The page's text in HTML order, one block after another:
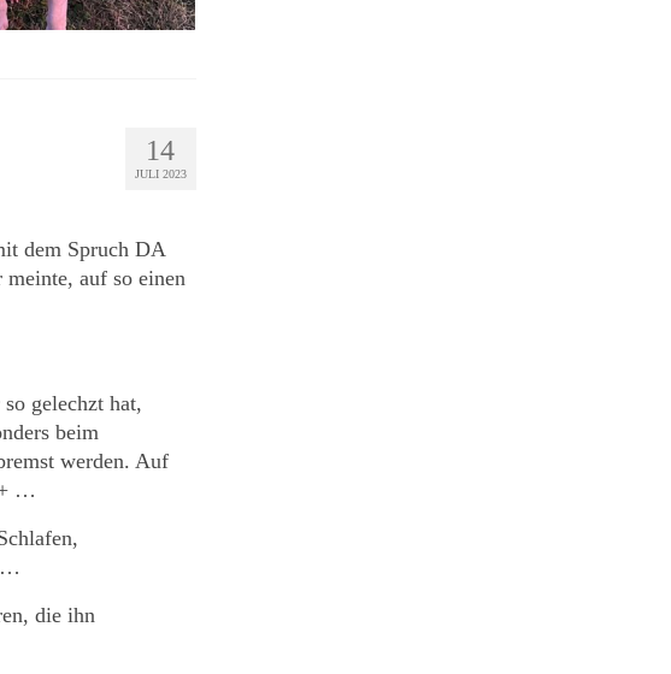
14
JULI 2023
dem Spruch DA
auf so einen
gelechzt hat,
beim
werden. Auf
…
die ihn